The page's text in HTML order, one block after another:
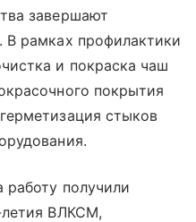
завершают
В рамках профилактики
и покраска чаш
покрытия
стыков
получили
ВЛКСМ,